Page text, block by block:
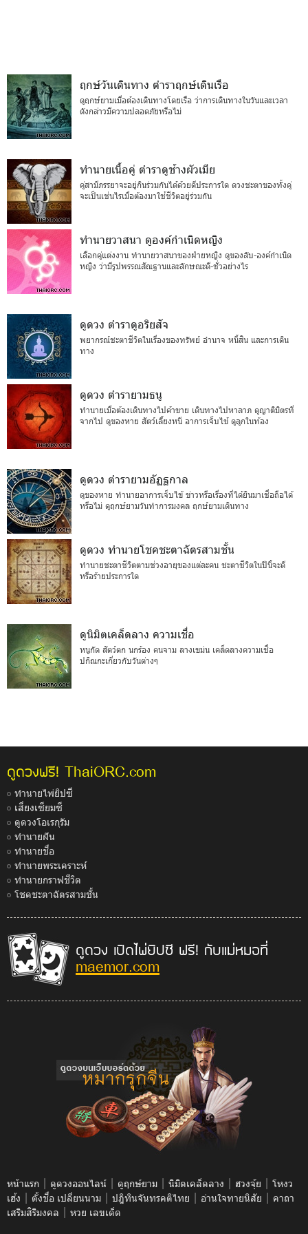
ฤกษ์วันเดินทาง ตำราฤกษ์เดินเรือ
ดูฤกษ์ยามเมื่อต้องเดินทางโดยเรือ ว่าการเดินทางในวันและเวลา
ดังกล่าวมีความปลอดภัยหรือไม่
ทำนายเนื้อคู่ ตำราดูช้างผัวเมีย
คู่สามีภรรยาจะอยู่กินร่วมกันได้ด้วยดีประการใด ดวงชะตาของทั้งคู่
จะเป็นเช่นไรเมื่อต้องมาใช้ชีวิตอยู่ร่วมกัน
ทำนายวาสนา ดูองค์กำเนิดหญิง
เลือกคู่แต่งงาน ทำนายวาสนาของฝ่ายหญิง ดูของลับ-องค์กำเนิด
หญิง ว่ามีรูปพรรณสัณฐานและลักษณะดี-ชั่วอย่างไร
ดูดวง ตำราดูอริยสัจ
พยากรณ์ชะตาชีวิตในเรื่องของทรัพย์ อำนาจ หนี้สิน และการเดิน
ทาง
ดูดวง ตำรายามธนู
ทำนายเมื่อต้องเดินทางไปค้าขาย เดินทางไปหาลาภ ดูญาติมิตรที่
จากไป ดูของหาย สัตว์เลี้ยงหนี อาการเจ็บไข้ ดูลูกในท้อง
ดูดวง ตำรายามอัฏฐกาล
ดูของหาย ทำนายอาการเจ็บไข้ ข่าวหรือเรื่องที่ได้ยินมาเชื่อถือได้
หรือไม่ ดูฤกษ์ยามวันทำการมงคล ฤกษ์ยามเดินทาง
ดูดวง ทำนายโชคชะตาฉัตรสามชั้น
ทำนายชะตาชีวิตตามช่วงอายุของแต่ละคน ชะตาชีวิตในปีนี้จะดี
หรือร้ายประการใด
ดูนิมิตเคล็ดลาง ความเชื่อ
หนูกัด สัตว์ตก นกร้อง คนจาม ลางเขม่น เคล็ดลางความเชื่อ
ปกิณกะเกี่ยวกับวันต่างๆ
ดูดวงฟรี! ThaiORC.com
ทำนายไพ่ยิปซี
เสี่ยงเซียมซี
ดูดวงโอเรกุรัม
ทำนายฝัน
ทำนายชื่อ
ทำนายพระเคราะห์
ทำนายกราฟชีวิต
โชคชะตาฉัตรสามชั้น
ดูดวง เปิดไพ่ยิปซี ฟรี! กับแม่หมอที่
maemor.com
หน้าแรก | ดูดวงออนไลน์ | ดูฤกษ์ยาม | นิมิตเคล็ดลาง | ฮวงจุ้ย | โหงว
เฮ้ง | ตั้งชื่อ เปลี่ยนนาม | ปฎิทินจันทรคติไทย | อ่านใจทายนิสัย | คาถา
เสริมสิริมงคล | หวย เลขเด็ด